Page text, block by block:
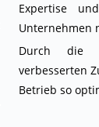
Expertise
Unternehmen
Durch die
verbesserten
Betrieb so